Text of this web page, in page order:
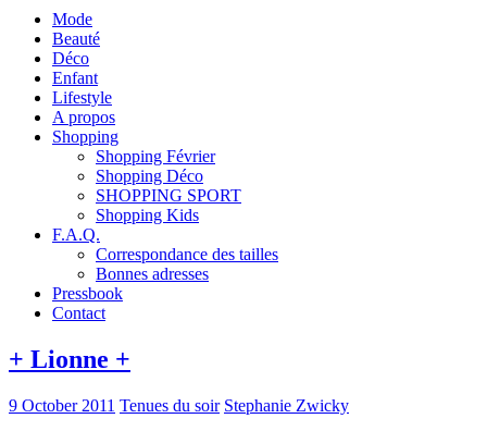
Mode
Beauté
Déco
Enfant
Lifestyle
A propos
Shopping
Shopping Février
Shopping Déco
SHOPPING SPORT
Shopping Kids
F.A.Q.
Correspondance des tailles
Bonnes adresses
Pressbook
Contact
+ Lionne +
9 October 2011 Tenues du soir Stephanie Zwicky